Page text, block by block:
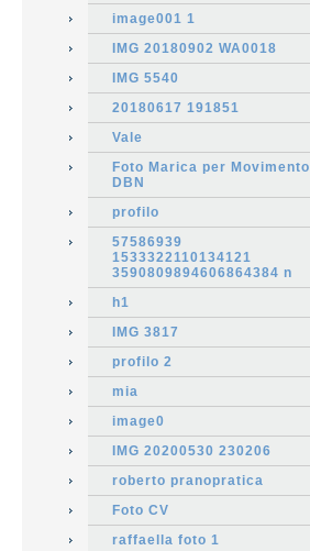
image001 1
IMG 20180902 WA0018
IMG 5540
20180617 191851
Vale
Foto Marica per Movimento
DBN
profilo
57586939
1533322110134121
3590809894606864384 n
h1
IMG 3817
profilo 2
mia
image0
IMG 20200530 230206
roberto pranopratica
Foto CV
raffaella foto 1